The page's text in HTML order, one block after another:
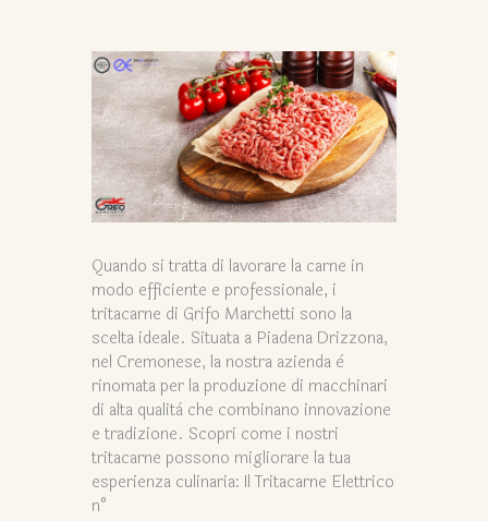
Quando si tratta di lavorare la carne in
modo efficiente e professionale, i
tritacarne di Grifo Marchetti sono la
scelta ideale. Situata a Piadena Drizzona,
nel Cremonese, la nostra azienda è
rinomata per la produzione di macchinari
di alta qualità che combinano innovazione
e tradizione. Scopri come i nostri
tritacarne possono migliorare la tua
esperienza culinaria: Il Tritacarne Elettrico
n°